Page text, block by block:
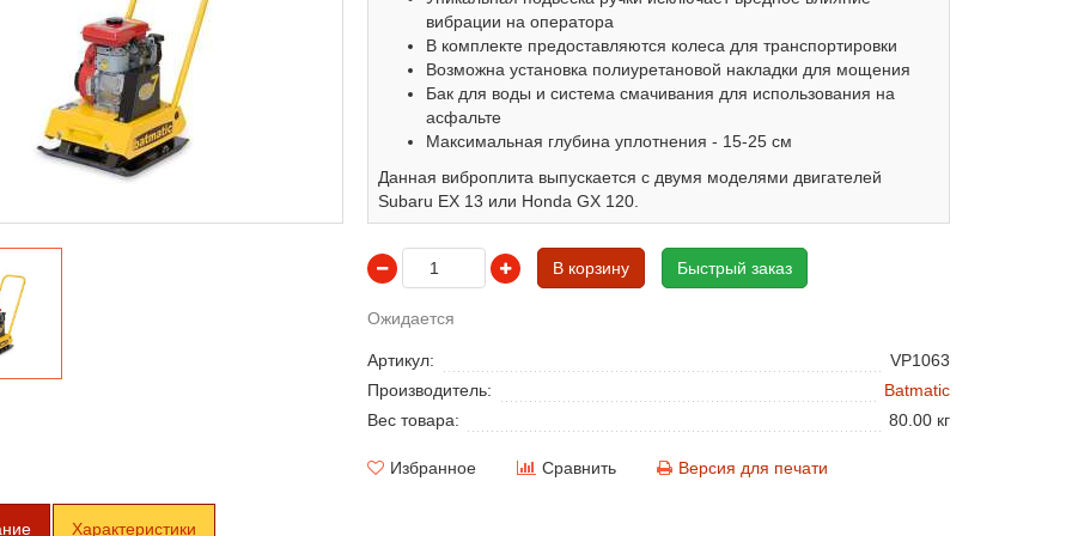
вибрации на оператора
В комплекте предоставляются колеса для транспортировки
Возможна установка полиуретановой накладки для мощения
Бак для воды и система смачивания для использования на
асфальте
Максимальная глубина уплотнения - 15-25 см
Данная виброплита выпускается с двумя моделями двигателей
Subaru EX 13 или Honda GX 120.
В корзину Быстрый заказ
Ожидается
Артикул:
VP1063
Производитель:
Batmatic
Вес товара:
80.00 кг
Избранное Сравнить Версия для печати
Характеристики